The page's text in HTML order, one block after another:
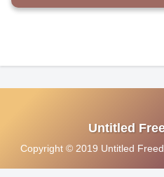
Untitled
Copyright © 2019 Untitled